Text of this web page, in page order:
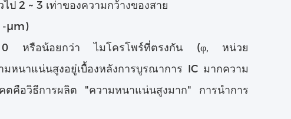
ป 2 ~ 3 เท่าของความกว้างของสาย
-μm)
หรือน้อยกว่า ไมโครโพร์ที่ตรงกัน (φ, หน่วย
าแน่นสูงอยู่เบื้องหลังการบูรณาการ IC มากความ
คือวิธีการผลิต "ความหนาแน่นสูงมาก" การนําการ